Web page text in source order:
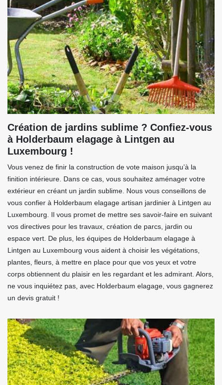
Création de jardins sublime ? Confiez-vous
à Holderbaum elagage à Lintgen au
Luxembourg !
Vous venez de finir la construction de vote maison jusqu’à la
finition intérieure. Dans ce cas, vous souhaitez aménager votre
extérieur en créant un jardin sublime. Nous vous conseillons de
vous confier à Holderbaum elagage artisan jardinier à Lintgen au
Luxembourg. Il vous promet de mettre ses savoir-faire en suivant
vos directives pour les travaux, création de parcs, jardin ou
espace vert. De plus, les équipes de Holderbaum elagage à
Lintgen au Luxembourg vous aident à choisir les végétations,
plantes, fleurs, à mettre en place pour que vos yeux et votre
corps obtiennent du plaisir en les regardant et les admirant. Alors,
ne vous inquiétez pas, avec Holderbaum elagage, vous gagnerez
un devis gratuit !